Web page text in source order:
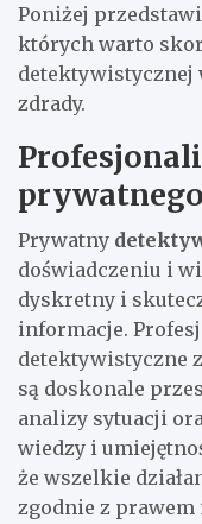
Poniżej
których warto
detektywistycznej
zdrady.
Prywatny
doświadczeniu i
dyskretny i
informacje.
detektywistyczne
są doskonale
analizy sytuacji
wiedzy i
że wszelkie
zgodnie z